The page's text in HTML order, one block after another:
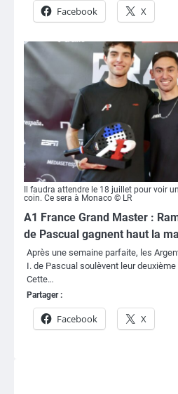
Facebook X
Il faudra attendre le 18 juillet pour voir
coin. Ce sera à Monaco © LR
A1 France Grand Master :
de Pascual gagnent haut la
Après une semaine parfaite, les
I. de Pascual soulèvent leur
Cette…
Partager :
Facebook X